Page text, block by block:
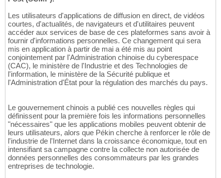
Les utilisateurs d'applications de diffusion en direct, de vidéos
courtes, d'actualités, de navigateurs et d'utilitaires peuvent
accéder aux services de base de ces plateformes sans avoir à
fournir d'informations personnelles. Ce changement qui sera
mis en application à partir de mai a été mis au point
conjointement par l'Administration chinoise du cyberespace
(CAC), le ministère de l'Industrie et des Technologies de
l'information, le ministère de la Sécurité publique et
l'Administration d'État pour la régulation des marchés du pays.
Le gouvernement chinois a publié ces nouvelles règles qui
définissent pour la première fois les informations personnelles
"nécessaires" que les applications mobiles peuvent obtenir de
leurs utilisateurs, alors que Pékin cherche à renforcer le rôle de
l'industrie de l'Internet dans la croissance économique, tout en
intensifiant sa campagne contre la collecte non autorisée de
données personnelles des consommateurs par les grandes
entreprises de technologie.